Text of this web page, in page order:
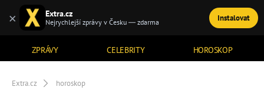
ZPRÁVY CELEBRITY HOROSKOP
TÉMATA
Extra.cz horoskop
× Extra.cz
Nejrychlejší zprávy v Česku — zdarma Instalovat